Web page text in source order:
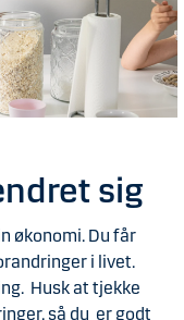
sig
økonomi. Du får
i livet.
Husk at tjekke
så du er godt